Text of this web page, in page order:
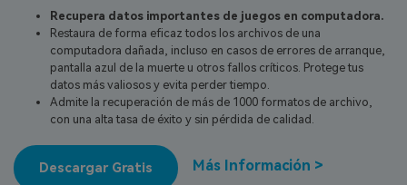
Tienda
Soporte
Pruébalo Gratis
Recoverit para Mac
Recupera datos ilimitados del sistema Mac
Pruébalo Gratis
Recuperar Medios Borrados
Soluciones de Recuperación Exclusivas Nuevo
Recuperar Documentos
Por qué Recoverit
Experto en Recuperación de Datos
Historias de Clientes
Temas Destacados
DESCARGAR Sign In
Recupera datos importantes de juegos en computadora.
Restaura de forma eficaz todos los archivos de una
computadora dañada, incluso en casos de errores de arranque,
pantalla azul de la muerte u otros fallos críticos. Protege tus
datos más valiosos y evita perder tiempo.
Admite la recuperación de más de 1000 formatos de archivo,
con una alta tasa de éxito y sin pérdida de calidad.
Descargar Gratis Más Información >